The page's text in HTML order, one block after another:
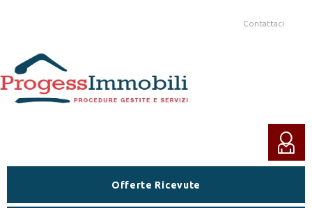
Contattaci
Offerte Ricevute